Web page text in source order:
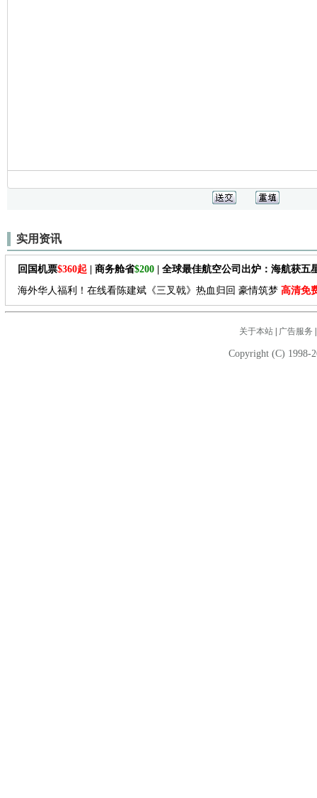
实用资讯
回国机票$360起 | 商务舱省$200 | 全球最佳航空公司出炉：海航获五
海外华人福利！在线看陈建斌《三叉戟》热血归回 豪情筑梦 高清免
关于本站| 广告服务
Copyright (C) 1998-